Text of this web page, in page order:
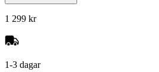
1 299 kr
1-3 dagar